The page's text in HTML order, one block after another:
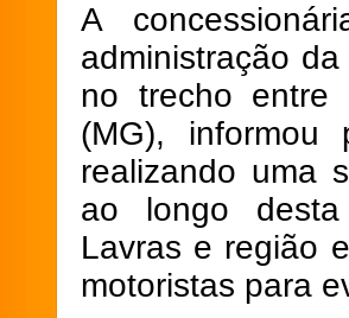
A
administração
no trecho entre
(MG),
realizando uma
ao longo
Lavras e região
motoristas para